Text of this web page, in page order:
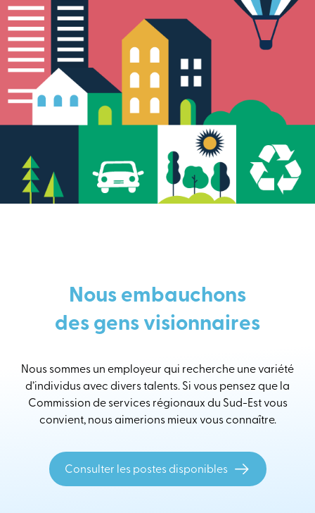
Nous embauchons
des gens visionnaires
Nous sommes un employeur qui recherche une variété
d’individus avec divers talents. Si vous pensez que la
Commission de services régionaux du Sud-Est vous
convient, nous aimerions mieux vous connaître.
Consulter les postes disponibles